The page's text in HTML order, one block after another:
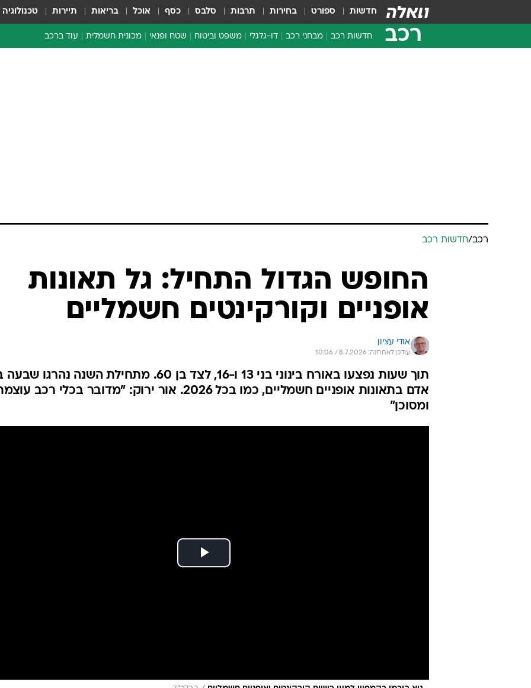
חדשות ספורט בחירות תרבות סלבס כסף אוכל בריאות תיירות טכנולוגיה
רכב חדשות רכב מבחני רכב דו-גלגלי משפט וביטוח שטח ופנאי מכונית חשמלית עוד ברכב
בטיחות
סדנאות ושיפורים
דעות
אביזרים לרכב
רכב/חדשות רכב
החופש הגדול התחיל: גל תאונות
אופניים וקורקינטים חשמליים
אודי עציון
עודכן לאחרונה: 8.7.2026 / 10:06
תוך שעות נפצעו באורח בינוני בני 13 ו-16, לצד בן 60. מתחילת השנה נהרגו
אדם בתאונות אופניים חשמליים, כמו בכל 2026. אור ירוק: "מדובר בכלי רכב
ומסוכן"